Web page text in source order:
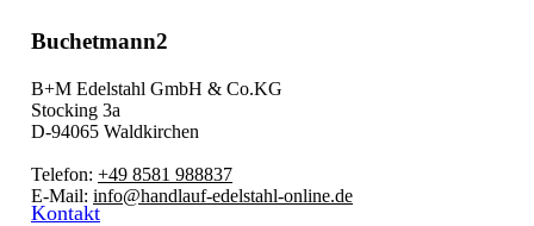
Buchetmann2
B+M Edelstahl GmbH & Co.KG
Stocking 3a
D-94065 Waldkirchen
Telefon: +49 8581 988837
E-Mail: info@handlauf-edelstahl-online.de
Kontakt